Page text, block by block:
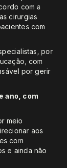
com a
cirurgias
com
por
com
por gerir
ano, com
meio
aos
com
e ainda não